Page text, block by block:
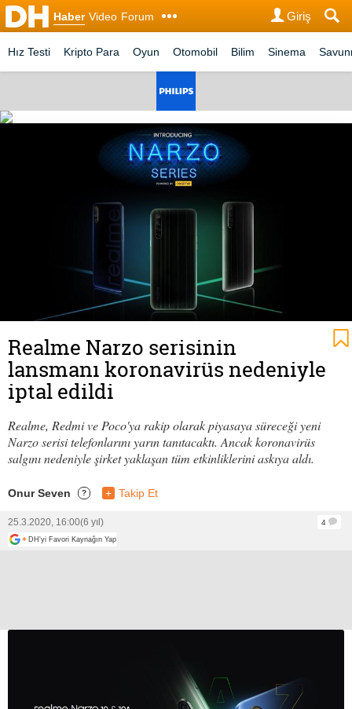
Haber Video Forum Giriş
Hız Testi Kripto Para Oyun Otomobil Bilim Sinema
Realme Narzo serisinin
lansmanı koronavirüs nedeniyle
iptal edildi
Realme, Redmi ve Poco'ya rakip olarak piyasaya süreceği yeni
Narzo serisi telefonlarını yarın tanıtacaktı. Ancak koronavirüs
salgını nedeniyle şirket yaklaşan tüm etkinliklerini askıya aldı.
Onur Seven ? + Takip Et
25.3.2020, 16:00(6 yıl)
4
+ DH'yi Favori Kaynağın Yap